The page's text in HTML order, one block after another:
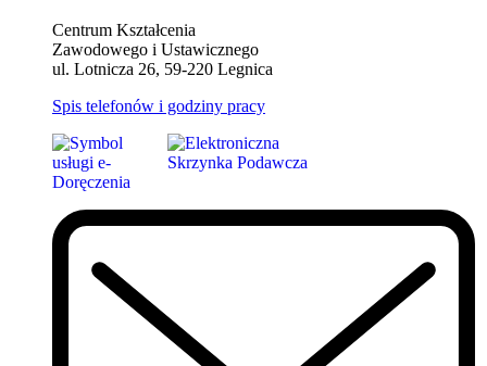
Centrum Kształcenia
Zawodowego i Ustawicznego
ul. Lotnicza 26, 59-220 Legnica
Spis telefonów i godziny pracy